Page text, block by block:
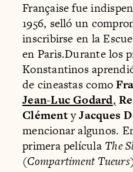
Française fue
1956, selló un
inscribirse en la
en Paris.Durante los
Konstantinos
de cineastas como
Jean-Luc Godard,
ClémentyJacques
mencionar algunos.
primera película The
(Compartiment Tueurs